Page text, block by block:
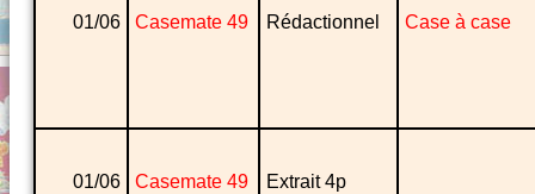
01/06 Casemate 49 Rédactionnel Case à case
01/06 Casemate 49 Extrait 4p